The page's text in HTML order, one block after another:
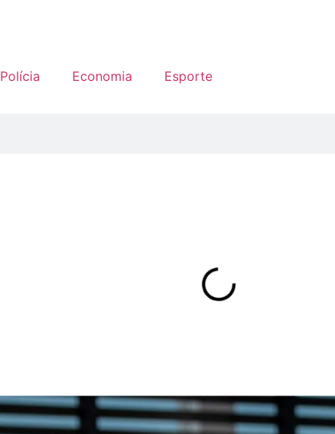
Polícia Economia Esporte